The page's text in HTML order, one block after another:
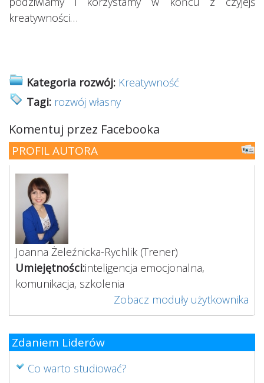
kreatywności…
Kategoria rozwój: Kreatywność
Tagi: rozwój własny
Komentuj przez Facebooka
PROFIL AUTORA
Joanna Żeleźnicka-Rychlik (Trener)
Umiejętności:inteligencja emocjonalna,
komunikacja, szkolenia
Zobacz moduły użytkownika
Zdaniem Liderów
Co warto studiować?